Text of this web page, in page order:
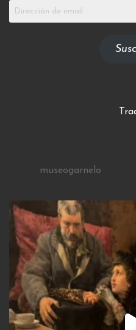
Dirección
museogarnelo